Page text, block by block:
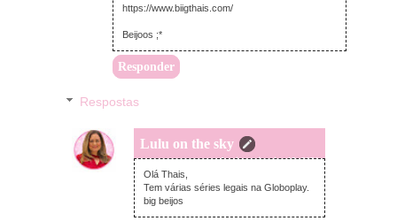
https://www.biigthais.com/
Beijoos ;*
Responder
Respostas
Lulu on the sky
domingo, janeiro 10, 2021
Olá Thais,
Tem várias séries legais na Globoplay.
big beijos